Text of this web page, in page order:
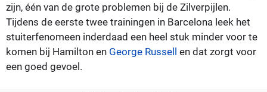
zijn, één van de grote problemen bij de Zilverpijlen.
Tijdens de eerste twee trainingen in Barcelona leek het
stuiterfenomeen inderdaad een heel stuk minder voor te
komen bij Hamilton en George Russell en dat zorgt voor
een goed gevoel.